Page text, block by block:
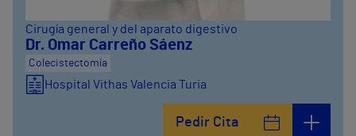
Cirugía general y del aparato digestivo
Dr. Omar Carreño Sáenz
Colecistectomía
Hospital Vithas Valencia Turia
Pedir Cita